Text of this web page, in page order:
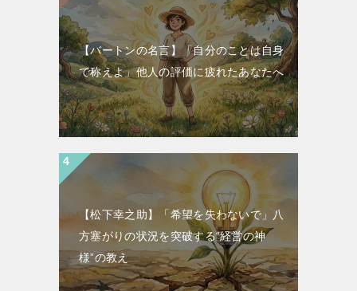
【バートンの名言】「自分のことは自身
で称えよ」他人の評価に疲れたあなたへ
【松下幸之助】「希望を失わないで」八
方塞がりの状況を突破する“経営の神
様”の教え